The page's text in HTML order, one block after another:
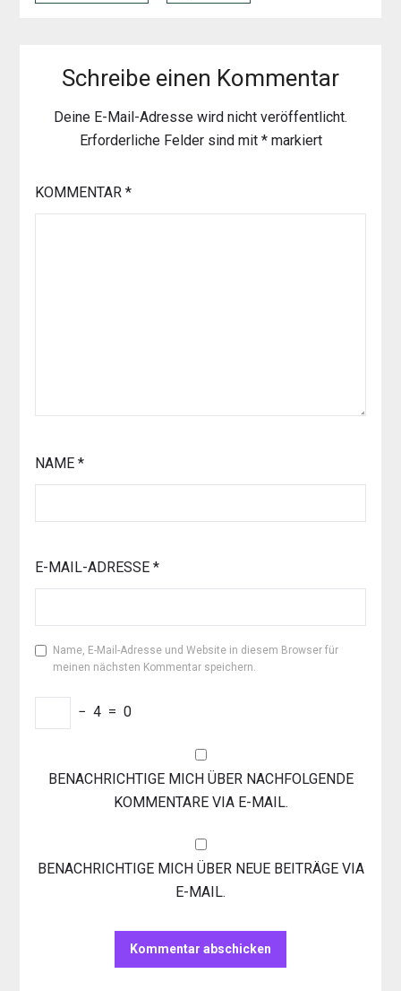
Schreibe einen Kommentar
Deine E-Mail-Adresse wird nicht veröffentlicht.
Erforderliche Felder sind mit *markiert
KOMMENTAR *
NAME *
E-MAIL-ADRESSE *
Name, E-Mail-Adresse und Website in diesem Browser für
meinen nächsten Kommentar speichern.
− 4 = 0
BENACHRICHTIGE MICH ÜBER NACHFOLGENDE
KOMMENTARE VIA E-MAIL.
BENACHRICHTIGE MICH ÜBER NEUE BEITRÄGE VIA
E-MAIL.